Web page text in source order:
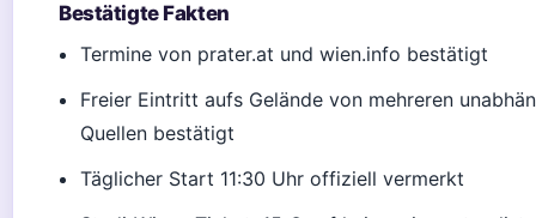
Bestätigte Fakten
Termine von prater.at und wien.info bestätigt
Freier Eintritt aufs Gelände von mehreren
Quellen bestätigt
Täglicher Start 11:30 Uhr offiziell vermerkt